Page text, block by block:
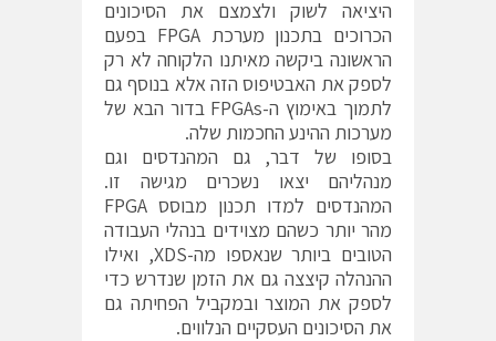
היציאה לשוק ולצמצם את הסיכונים
הכרוכים בתכנון מערכת FPGA בפעם
הראשונה ביקשה מאיתנו הלקוחה לא רק
לספק את האבטיפוס הזה אלא בנוסף גם
לתמוך באימוץ ה-FPGAs בדור הבא של
מערכות ההינע החכמות שלה.
בסופו של דבר, גם המהנדסים וגם
מנהליהם יצאו נשכרים מגישה זו.
המהנדסים למדו תכנון מבוסס FPGA
מהר יותר כשהם מצוידים בנהלי העבודה
הטובים ביותר שנאספו מה-XDS, ואילו
ההנהלה קיצצה גם את הזמן שנדרש כדי
לספק את המוצר ובמקביל הפחיתה גם
את הסיכונים העסקיים הנלווים.